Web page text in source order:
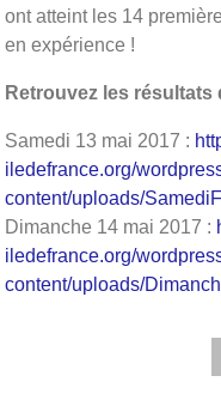
ont atteint les 14
en expérience !
Retrouvez les
Samedi 13 mai 2017 :
iledefrance.org/
content/uploads/
Dimanche 14 mai 2017 :
iledefrance.org/
content/uploads/